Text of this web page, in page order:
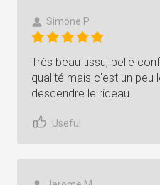
Simone P
Très beau tissu, belle
qualité mais c'est un peu
descendre le rideau.
Useful